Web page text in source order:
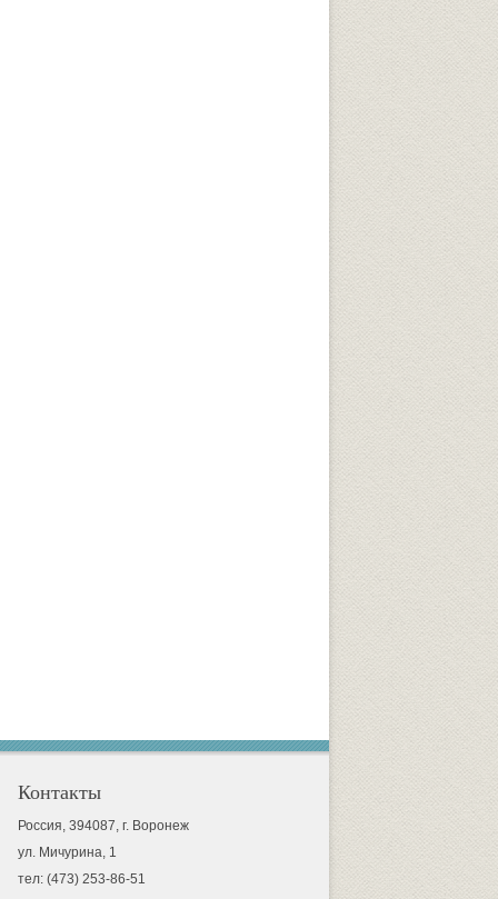
Контакты
Россия, 394087, г. Воронеж
ул. Мичурина, 1
тел: (473) 253-86-51